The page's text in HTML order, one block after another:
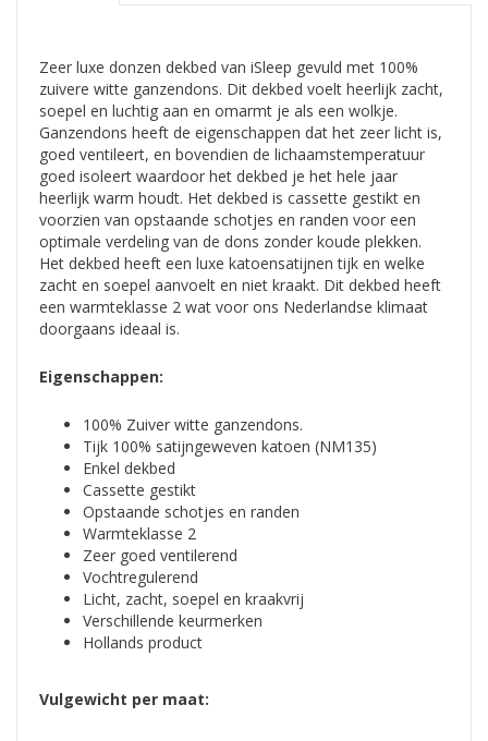
Zeer luxe donzen dekbed van iSleep gevuld met 100%
zuivere witte ganzendons. Dit dekbed voelt heerlijk zacht,
soepel en luchtig aan en omarmt je als een wolkje.
Ganzendons heeft de eigenschappen dat het zeer licht is,
goed ventileert, en bovendien de lichaamstemperatuur
goed isoleert waardoor het dekbed je het hele jaar
heerlijk warm houdt. Het dekbed is cassette gestikt en
voorzien van opstaande schotjes en randen voor een
optimale verdeling van de dons zonder koude plekken.
Het dekbed heeft een luxe katoensatijnen tijk en welke
zacht en soepel aanvoelt en niet kraakt. Dit dekbed heeft
een warmteklasse 2 wat voor ons Nederlandse klimaat
doorgaans ideaal is.
Eigenschappen:
100% Zuiver witte ganzendons.
Tijk 100% satijngeweven katoen (NM135)
Enkel dekbed
Cassette gestikt
Opstaande schotjes en randen
Warmteklasse 2
Zeer goed ventilerend
Vochtregulerend
Licht, zacht, soepel en kraakvrij
Verschillende keurmerken
Hollands product
Vulgewicht per maat: